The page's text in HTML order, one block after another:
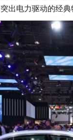
出电力驱动的经典